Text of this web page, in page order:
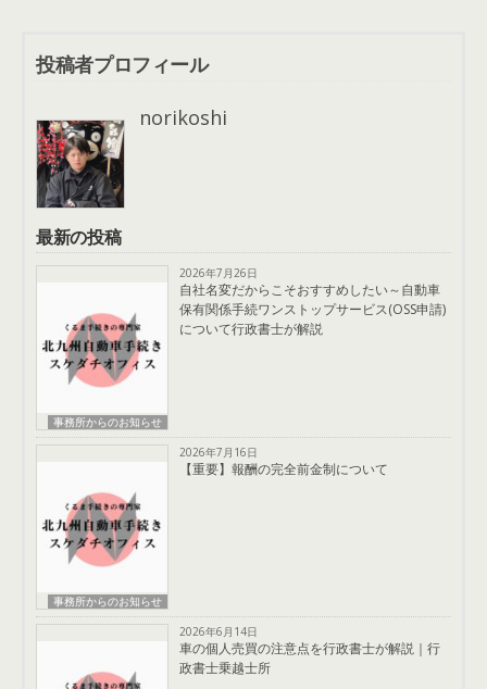
投稿者プロフィール
norikoshi
最新の投稿
事務所からのお知らせ
2026年7月26日
自社名変だからこそおすすめしたい～自動車
保有関係手続ワンストップサービス(OSS申請)
について行政書士が解説
事務所からのお知らせ
2026年7月16日
【重要】報酬の完全前金制について
2026年6月14日
車の個人売買の注意点を行政書士が解説｜行
政書士乗越士所